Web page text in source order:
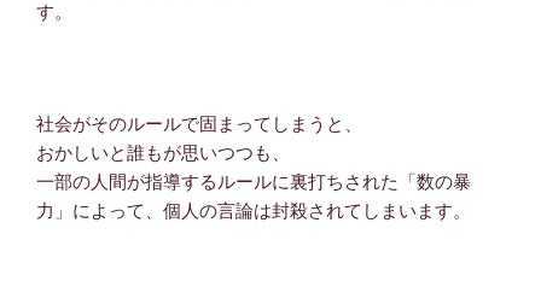
す。
社会がそのルールで固まってしまうと、
おかしいと誰もが思いつつも、
一部の人間が指導するルールに裏打ちされた「数の暴
力」によって、個人の言論は封殺されてしまいます。